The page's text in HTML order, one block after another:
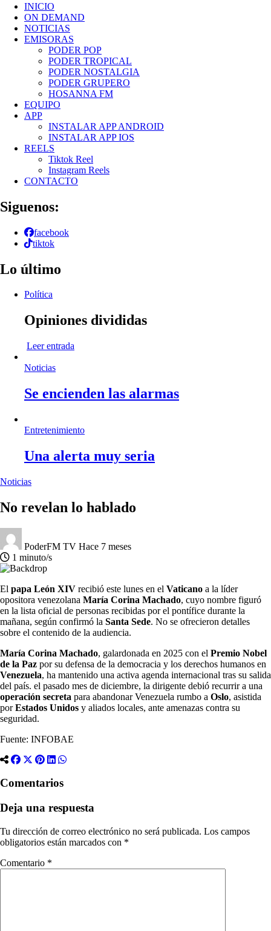
INICIO
ON DEMAND
NOTICIAS
EMISORAS
PODER POP
PODER TROPICAL
PODER NOSTALGIA
PODER GRUPERO
HOSANNA FM
EQUIPO
APP
INSTALAR APP ANDROID
INSTALAR APP IOS
REELS
Tiktok Reel
Instagram Reels
CONTACTO
Siguenos:
facebook
tiktok
Lo último
Política
Opiniones divididas
Leer entrada
Noticias
Se encienden las alarmas
Entretenimiento
Una alerta muy seria
Noticias
No revelan lo hablado
PoderFM TV Hace 7 meses
1 minuto/s
El papa León XIV recibió este lunes en el Vaticano a la líder
opositora venezolana María Corina Machado, cuyo nombre figuró
en la lista oficial de personas recibidas por el pontífice durante la
mañana, según confirmó la Santa Sede. No se ofrecieron detalles
sobre el contenido de la audiencia.
María Corina Machado, galardonada en 2025 con el Premio Nobel
de la Paz por su defensa de la democracia y los derechos humanos en
Venezuela, ha mantenido una activa agenda internacional tras su salida
del país. el pasado mes de diciembre, la dirigente debió recurrir a una
operación secreta para abandonar Venezuela rumbo a Oslo, asistida
porEstados Unidos y aliados locales, ante amenazas contra su
seguridad.
Fuente: INFOBAE
Comentarios
Deja una respuesta
Tu dirección de correo electrónico no será publicada. Los campos
obligatorios están marcados con *
Comentario *